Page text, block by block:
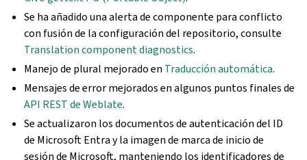
Se ha añadido una alerta de componente para conflicto
con fusión de la configuración del repositorio, consulte
Translation component diagnostics.
Manejo de plural mejorado en Traducción automática.
Mensajes de error mejorados en algunos puntos finales de
API REST de Weblate.
Se actualizaron los documentos de autenticación del ID
de Microsoft Entra y la imagen de marca de inicio de
sesión de Microsoft, manteniendo los identificadores de